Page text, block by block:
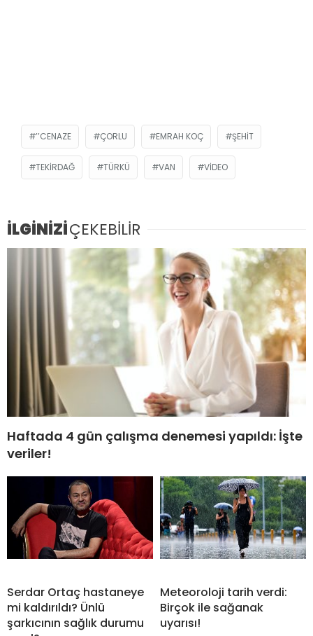
’’CENAZE ÇORLU EMRAH KOÇ ŞEHIT
TEKIRDAĞ TÜRKÜ VAN VİDEO
İLGİNİZİÇEKEBİLİR
Haftada 4 gün çalışma denemesi yapıldı: İşte
veriler!
Serdar Ortaç hastaneye
mi kaldırıldı? Ünlü
şarkıcının sağlık durumu
Meteoroloji tarih verdi:
Birçok ile sağanak
uyarısı!